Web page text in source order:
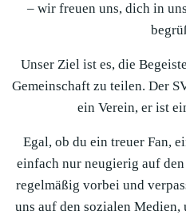
– wir freuen uns, dich in
Unser Ziel ist es, die
Gemeinschaft zu teilen. Der
ein Verein, er ist
Egal, ob du ein treuer Fan,
einfach nur neugierig auf
regelmäßig vorbei und
uns auf den sozialen Medien,